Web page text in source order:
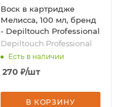
Воск в картридже
Мелисса, 100 мл, бренд
- Depiltouch Professional
Depiltouch Professional
Есть в наличии
270 ₽/шт
В КОРЗИНУ